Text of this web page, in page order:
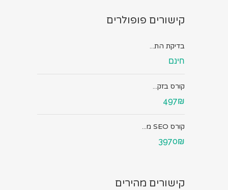
קישורים פופולרים
בדיקת הת...
חינם
קורס בזק...
497₪
קורס SEO מ...
3970₪
קישורים מהירים